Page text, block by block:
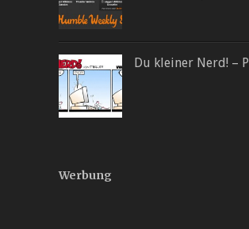
Du kleiner Nerd! –
Werbung